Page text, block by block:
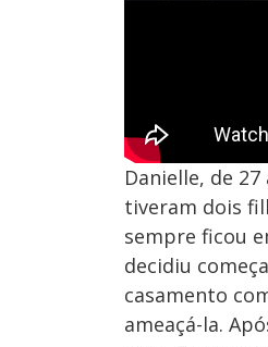
Danielle, de
tiveram dois
sempre ficou
decidiu
casamento
ameaçá-la.